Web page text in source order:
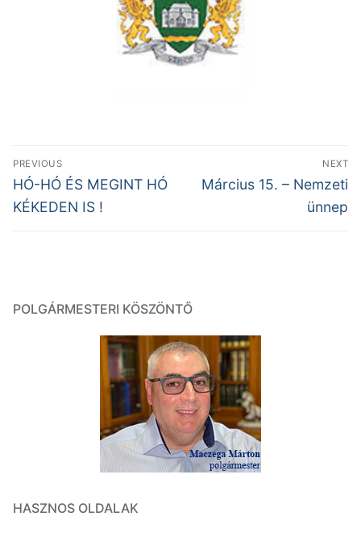
Bejegyzés
navigáció
PREVIOUS
Previous
post:
HÓ-HÓ ÉS MEGINT HÓ
KÉKEDEN IS !
NEXT
Next
Március 15. – Nemzeti
ünnep
POLGÁRMESTERI KÖSZÖNTŐ
HASZNOS OLDALAK